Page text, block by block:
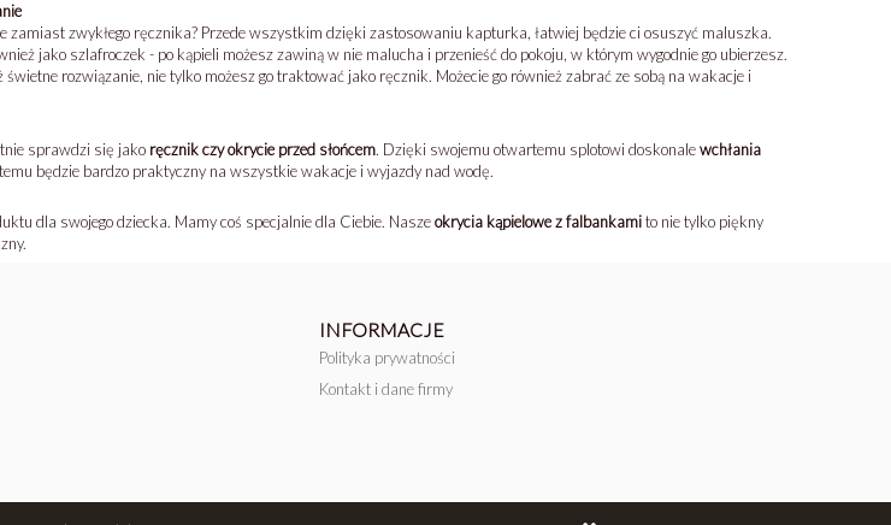
zamiast zwykłego ręcznika? Przede wszystkim dzięki zastosowaniu kapturka, łatwiej będzie ci osuszyć maluszka.
jako szlafroczek - po kąpieli możesz zawiną w nie malucha i przenieść do pokoju, w którym wygodnie go ubierzesz.
rozwiązanie, nie tylko możesz go traktować jako ręcznik. Możecie go również zabrać ze sobą na wakacje i
sprawdzi się jako ręcznik czy okrycie przed słońcem. Dzięki swojemu otwartemu splotowi doskonalewchłania
będzie bardzo praktyczny na wszystkie wakacje i wyjazdy nad wodę.
dla swojego dziecka. Mamy coś specjalnie dla Ciebie. Naszeokrycia kąpielowe z falbankamito nie tylko piękny
INFORMACJE
Polityka prywatności
Kontakt i dane firmy